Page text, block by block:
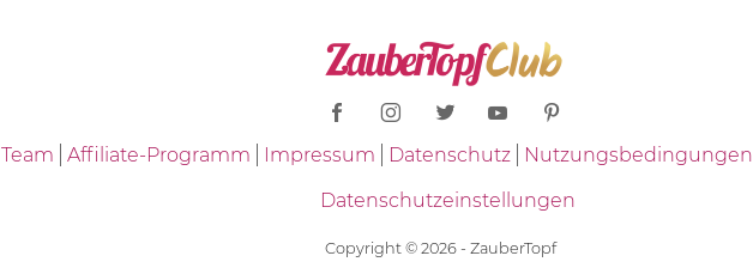
Team Affiliate-Programm Impressum Datenschutz Nutzungsbedingungen
Datenschutzeinstellungen
Copyright © 2026 - ZauberTopf